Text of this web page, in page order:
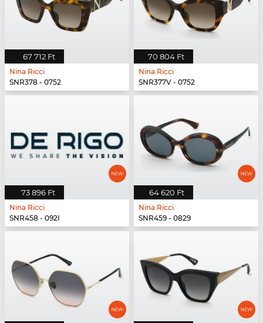
67 712 Ft
Nina Ricci
SNR378 - 0752
70 804 Ft
Nina Ricci
SNR377V - 0752
73 896 Ft
Nina Ricci
SNR458 - 092I
64 620 Ft
Nina Ricci
SNR459 - 0829